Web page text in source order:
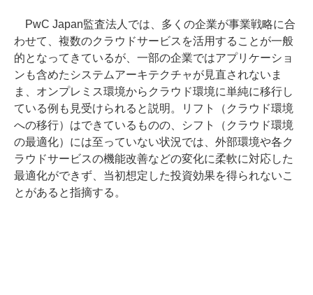
PwC Japan監査法人では、多くの企業が事業戦略に合
わせて、複数のクラウドサービスを活用することが一般
的となってきているが、一部の企業ではアプリケーショ
ンも含めたシステムアーキテクチャが見直されないま
ま、オンプレミス環境からクラウド環境に単純に移行し
ている例も見受けられると説明。リフト（クラウド環境
への移行）はできているものの、シフト（クラウド環境
の最適化）には至っていない状況では、外部環境や各ク
ラウドサービスの機能改善などの変化に柔軟に対応した
最適化ができず、当初想定した投資効果を得られないこ
とがあると指摘する。